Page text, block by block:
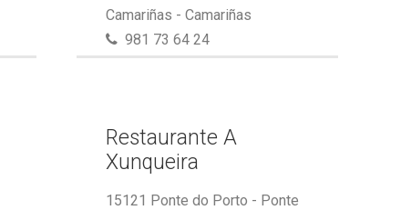
Camariñas - Camariñas
981 73 64 24
Restaurante A
Xunqueira
15121 Ponte do Porto - Ponte